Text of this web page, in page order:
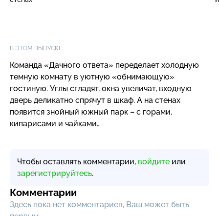
В ЭТОМ ВЫПУСКЕ:
Команда «Дачного ответа» переделает холодную
темную комнату в уютную «обнимающую»
гостиную. Углы сгладят, окна увеличат, входную
дверь деликатно спрячут в шкаф. А на стенах
появится знойный южный парк – с горами,
кипарисами и чайками…
Чтобы оставлять комментарии, войдите или
зарегистрируйтесь.
Комментарии
Здесь пока нет комментариев, Ваш может быть